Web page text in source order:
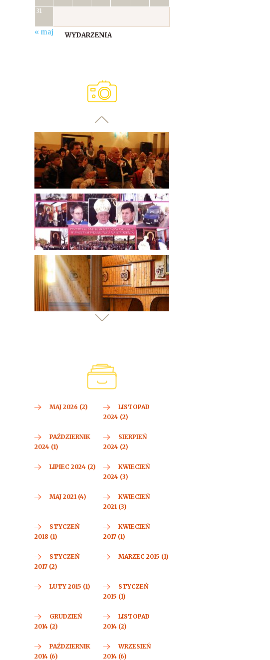
31
« maj WYDARZENIA
MAJ 2026 (2)
LISTOPAD
2024 (2)
PAŹDZIERNIK
2024 (1)
SIERPIEŃ
2024 (2)
LIPIEC 2024 (2)
KWIECIEŃ
2024 (3)
MAJ 2021 (4)
KWIECIEŃ
2021 (3)
STYCZEŃ
2018 (1)
KWIECIEŃ
2017 (1)
STYCZEŃ
2017 (2)
MARZEC 2015 (1)
LUTY 2015 (1)
STYCZEŃ
2015 (1)
GRUDZIEŃ
2014 (2)
LISTOPAD
2014 (2)
PAŹDZIERNIK
2014 (6)
WRZESIEŃ
2014 (6)